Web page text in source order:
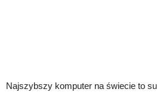
Najszybszy komputer na świecie to